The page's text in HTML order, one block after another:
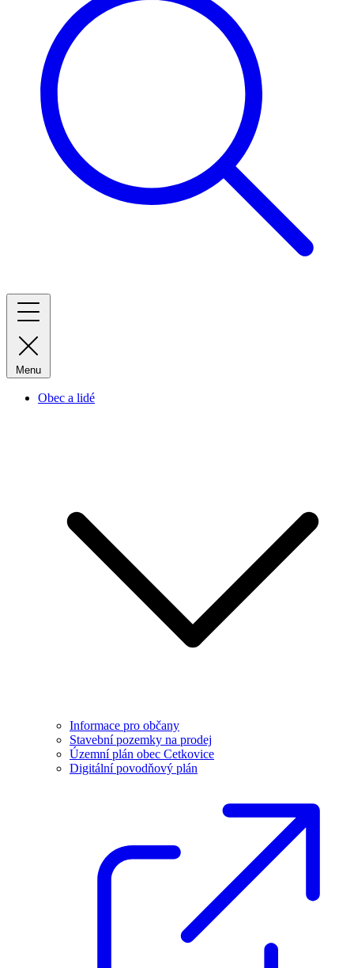
Menu
Obec a lidé
Informace pro občany
Stavební pozemky na prodej
Územní plán obec Cetkovice
Digitální povodňový plán